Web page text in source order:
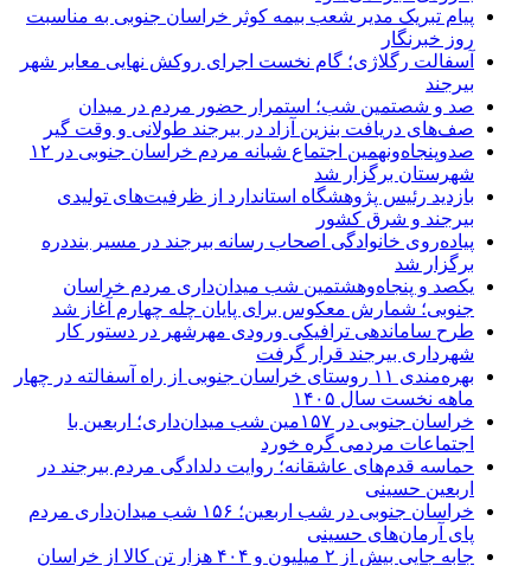
پیام تبریک مدیر شعب بیمه کوثر خراسان جنوبی به مناسبت
روز خبرنگار
آسفالت رگلاژی؛ گام نخست اجرای روکش نهایی معابر شهر
بیرجند
صد و شصتمین شب؛ استمرار حضور مردم در میدان
صف‌های دریافت بنزین آزاد در بیرجند طولانی و وقت گیر
صدوپنجاه‌ونهمین اجتماع شبانه مردم خراسان جنوبی در ۱۲
شهرستان برگزار شد
بازدید رئیس پژوهشگاه استاندارد از ظرفیت‌های تولیدی
بیرجند و شرق کشور
پیاده‌روی خانوادگی اصحاب رسانه بیرجند در مسیر بنددره
برگزار شد
یکصد و پنجاه‌وهشتمین شب میدان‌داری مردم خراسان
جنوبی؛ شمارش معکوس برای پایان چله چهارم آغاز شد
طرح ساماندهی ترافیکی ورودی مهرشهر در دستور کار
شهرداری بیرجند قرار گرفت
بهره‌مندی ۱۱ روستای خراسان جنوبی از راه آسفالته در چهار
ماهه نخست سال ۱۴۰۵
خراسان جنوبی در ۱۵۷مین شب میدان‌داری؛ اربعین با
اجتماعات مردمی گره خورد
حماسه قدم‌های عاشقانه؛ روایت دلدادگی مردم بیرجند در
اربعین حسینی
خراسان جنوبی در شب اربعین؛ ۱۵۶ شب میدان‌داری مردم
پای آرمان‌های حسینی
جابه جایی بیش از ۲ میلیون و ۴۰۴ هزار تن کالا از خراسان